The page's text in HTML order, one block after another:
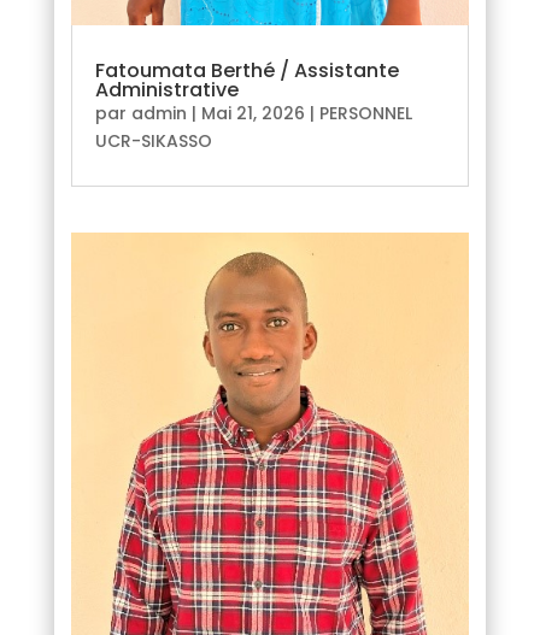
Fatoumata Berthé / Assistante
Administrative
par admin | Mai 21, 2026 | PERSONNEL
UCR-SIKASSO